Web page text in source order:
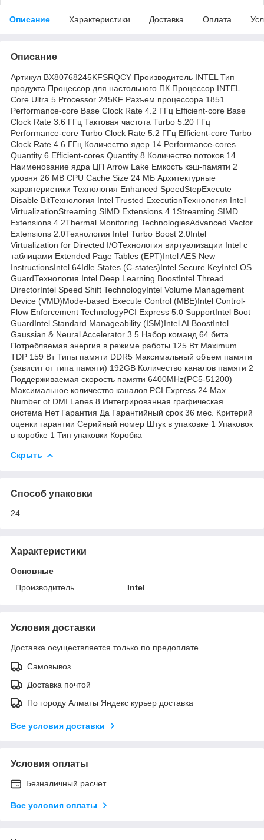
Описание Характеристики Доставка Оплата
Описание
Артикул BX80768245KFSRQCY Производитель INTEL Тип
продукта Процессор для настольного ПК Процессор INTEL
Core Ultra 5 Processor 245KF Разъем процессора 1851
Performance-core Base Clock Rate 4.2 ГГц Efficient-core Base
Clock Rate 3.6 ГГц Тактовая частота Turbo 5.20 ГГц
Performance-core Turbo Clock Rate 5.2 ГГц Efficient-core Turbo
Clock Rate 4.6 ГГц Количество ядер 14 Performance-cores
Quantity 6 Efficient-cores Quantity 8 Количество потоков 14
Наименование ядра ЦП Arrow Lake Емкость кэш-памяти 2
уровня 26 MB CPU Cache Size 24 МБ Архитектурные
характеристики Технология Enhanced SpeedStepExecute
Disable BitТехнология Intel Trusted ExecutionТехнология Intel
VirtualizationStreaming SIMD Extensions 4.1Streaming SIMD
Extensions 4.2Thermal Monitoring TechnologiesAdvanced Vector
Extensions 2.0Технология Intel Turbo Boost 2.0Intel
Virtualization for Directed I/OТехнология виртуализации Intel с
таблицами Extended Page Tables (EPT)Intel AES New
InstructionsIntel 64Idle States (C-states)Intel Secure KeyIntel OS
GuardТехнология Intel Deep Learning BoostIntel Thread
DirectorIntel Speed Shift TechnologyIntel Volume Management
Device (VMD)Mode-based Execute Control (MBE)Intel Control-
Flow Enforcement TechnologyPCI Express 5.0 SupportIntel Boot
GuardIntel Standard Manageability (ISM)Intel AI BoostIntel
Gaussian & Neural Accelerator 3.5 Набор команд 64 бита
Потребляемая энергия в режиме работы 125 Вт Maximum
TDP 159 Вт Типы памяти DDR5 Максимальный объем памяти
(зависит от типа памяти) 192GB Количество каналов памяти 2
Поддерживаемая скорость памяти 6400MHz(PC5-51200)
Максимальное количество каналов PCI Express 24 Max
Number of DMI Lanes 8 Интегрированная графическая
система Нет Гарантия Да Гарантийный срок 36 мес. Критерий
оценки гарантии Серийный номер Штук в упаковке 1 Упаковок
в коробке 1 Тип упаковки Коробка
Скрыть
Способ упаковки
24
Характеристики
Основные
Производитель
Intel
Условия доставки
Доставка осуществляется только по предоплате.
Самовывоз
Доставка почтой
По городу Алматы Яндекс курьер доставка
Все условия доставки
Условия оплаты
Безналичный расчет
Все условия оплаты